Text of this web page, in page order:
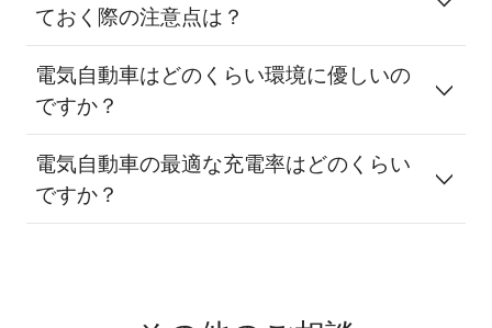
ておく際の注意点は？
電気自動車はどのくらい環境に優しいの
ですか？
電気自動車の最適な充電率はどのくらい
ですか？